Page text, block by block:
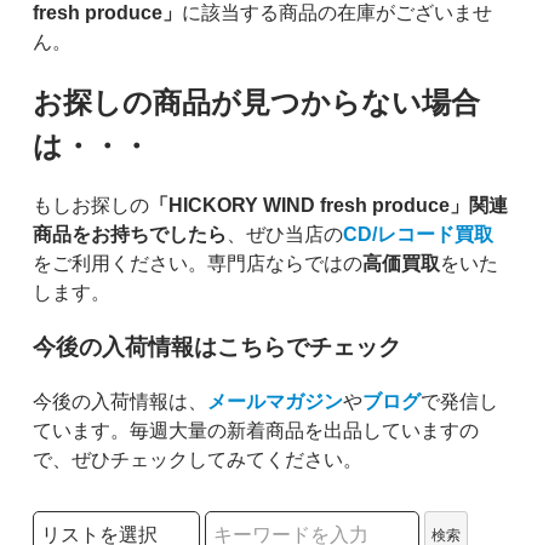
fresh produce」 に該当する商品の在庫がございませ
ん。
お探しの商品が見つからない場合
は・・・
もしお探しの「HICKORY WIND fresh produce」関連
商品をお持ちでしたら 、ぜひ当店のCD/レコード買取
をご利用ください。専門店ならではの高価買取をいた
します。
今後の入荷情報はこちらでチェック
今後の入荷情報は、 メールマガジンやブログで発信し
ています。毎週大量の新着商品を出品していますの
で、ぜひチェックしてみてください。
検索リストの選択
検索